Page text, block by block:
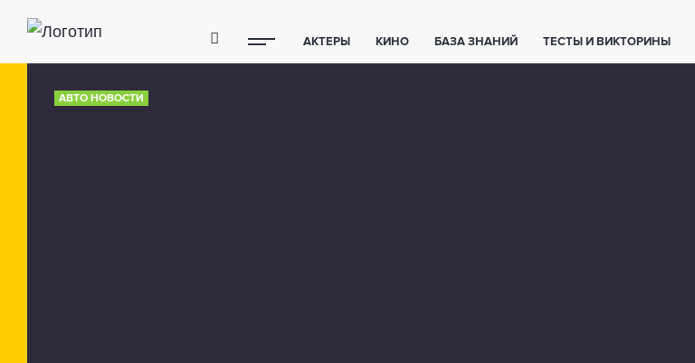
АКТЕРЫ КИНО БАЗА ЗНАНИЙ ТЕСТЫ И ВИКТОРИНЫ
АВТО НОВОСТИ